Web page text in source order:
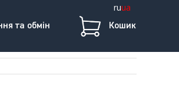
ruua
та обмін Кошик